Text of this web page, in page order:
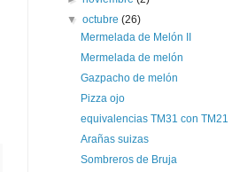
▼octubre(26)
Mermelada de Melón II
Mermelada de melón
Gazpacho de melón
Pizza ojo
equivalencias TM31 con TM21
Arañas suizas
Sombreros de Bruja